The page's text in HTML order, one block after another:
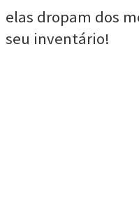
elas dropam dos
seu inventário!